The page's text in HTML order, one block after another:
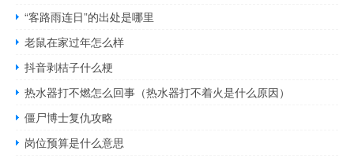
“客路雨连日”的出处是哪里
老鼠在家过年怎么样
抖音剥桔子什么梗
热水器打不燃怎么回事（热水器打不着火是什么原因）
僵尸博士复仇攻略
岗位预算是什么意思